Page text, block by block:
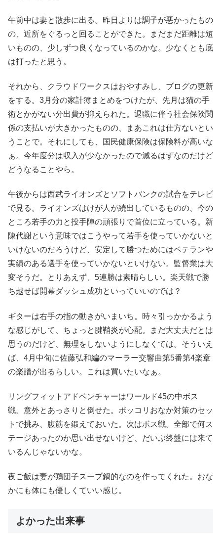
午前中は妻と散歩に出る。昨日よりは調子が悪かったもの
の、近所をぐるっと回ることができた。まだまだ距離は短
いものの、少しずつ良くなっているのかな。少なくとも底
は打ったと思う。
それから、クラウドワークスはおやすみし、ブログの更新
をする。3月分の家計簿まとめをつけたが、先月は猫の手
術とかがない分出費が抑えられた。退職に伴う社会保険関
係の支払いが大きかったものの、まあこれは仕方ないとい
うことで。それにしても、国民健康保険は保険料が高いな
ぁ。今年度分は収入が少なかったので減るはずなのだけど
どうなることやら。
午後からは西武ライオンズとソフトバンクの試合をテレビ
で見る。ライオンズはけが人が続出しているものの、今の
ところ若手の力と投手陣の頑張りで首位に立っている。新
陳代謝という意味ではこうやって若手を使っていかないと
いけないのだろうけど、安定して勝つためにはベテランや
実績のある選手を使っていかないといけない。監督業は大
変そうだ。とりあえず、5連勝は素晴らしい。楽天戦で勝
ち越せば開幕ダッシュ成功といっていいのでは？
ギターは右手の指の動きがいまいち。時々引っかかるよう
な感じがして、ちょっと腱鞘炎が心配。まだ大丈夫だとは
思うのだけど、無理をしないようにしなくては。そういえ
ば、4月中旬に佐藤弘和編のマーラー交響曲第5番第4楽章
の楽譜が出るらしい。これは買いたいなぁ。
リングフィットアドベンチャーはワールド45の中ボス
戦。意外とあっさりと倒せた。ポッコリおなか対策のセッ
トで挑み、腹筋を鍛えておいた。次はボス戦。全部で何ス
テージあったのか思い出せないけど、だいぶ終盤には来て
いるんじゃないかな。
夜ご飯は妻が鶏団子スープ鍋的なのを作ってくれた。おな
かにも体にも優しくていい感じ。
よかった出来事